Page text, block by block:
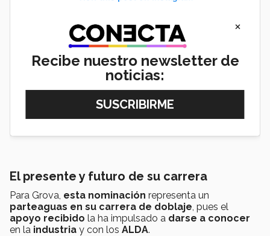
El presente y futuro de su carrera
Para Grova, esta nominación representa un
parteaguas en su carrera de doblaje , pues el
apoyo recibido la ha impulsado a darse a conocer
en la industria y con los ALDA.
×
Recibe nuestro newsletter de
noticias: